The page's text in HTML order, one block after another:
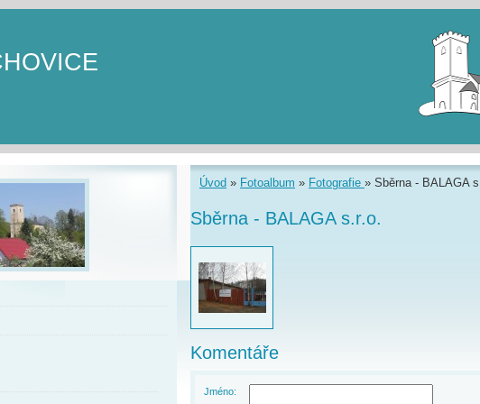
Úvod » Fotoalbum » Fotografie » Sběrna - BALAGA
Sběrna - BALAGA s.r.o.
Komentáře
Jméno: